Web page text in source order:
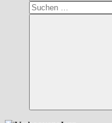
Suchen
nach: